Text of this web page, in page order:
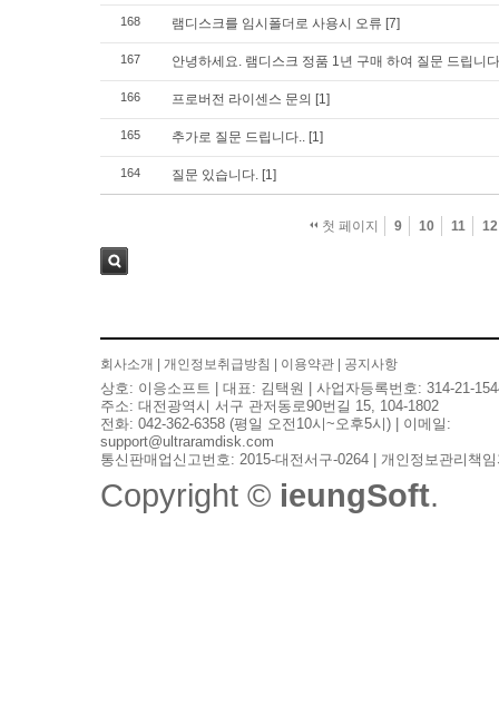
168 램디스크를 임시폴더로 사용시 오류 [7]
167 안녕하세요. 램디스크 정품 1년 구매 하여 질문 드립니다
166 프로버전 라이센스 문의 [1]
165 추가로 질문 드립니다.. [1]
164 질문 있습니다. [1]
첫 페이지 9 10 11 12
회사소개 개인정보취급방침 이용약관 공지사항
상호: 이응소프트 | 대표: 김택원 | 사업자등록번호: 314-21-
주소: 대전광역시 서구 관저동로90번길 15, 104-1802
전화: 042-362-6358 (평일 오전10시~오후5시) | 이메일:
support@ultraramdisk.com
통신판매업신고번호: 2015-대전서구-0264 | 개인정보관리책
Copyright © ieungSoft.